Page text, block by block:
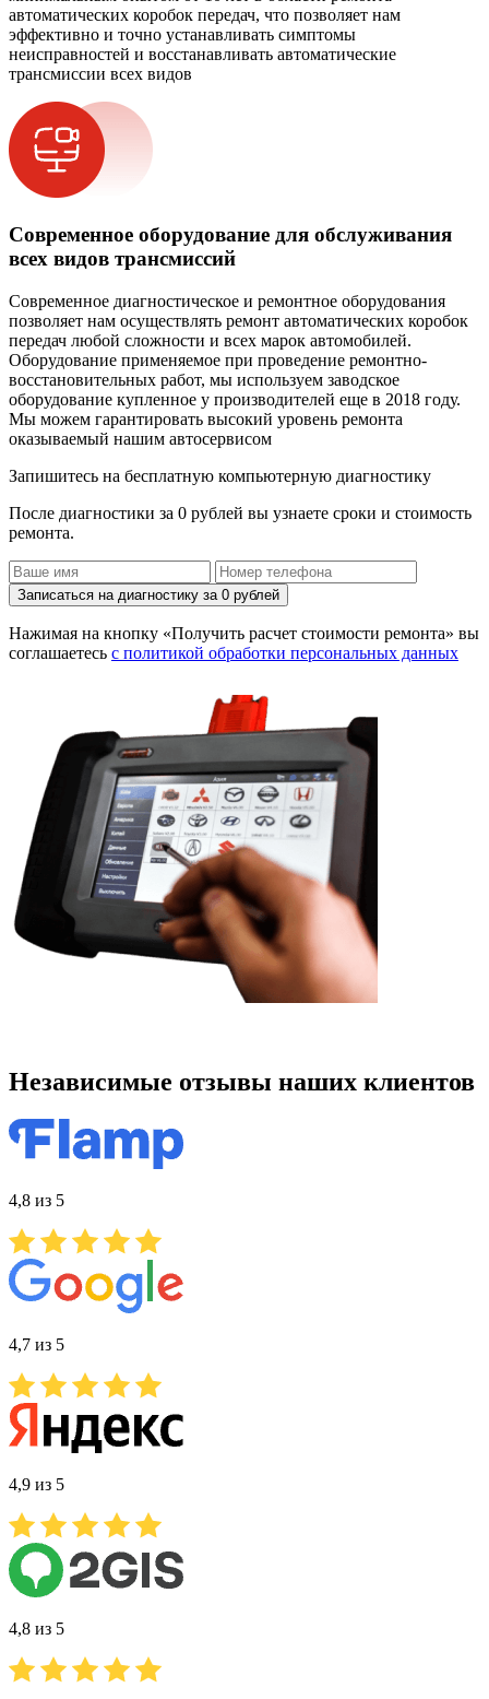
автоматических коробок передач, что позволяет нам
эффективно и точно устанавливать симптомы
неисправностей и восстанавливать автоматические
трансмиссии всех видов
Современное оборудование для обслуживания
всех видов трансмиссий
Современное диагностическое и ремонтное оборудования
позволяет нам осуществлять ремонт автоматических коробок
передач любой сложности и всех марок автомобилей.
Оборудование применяемое при проведение ремонтно-
восстановительных работ, мы используем заводское
оборудование купленное у производителей еще в 2018 году.
Мы можем гарантировать высокий уровень ремонта
оказываемый нашим автосервисом
Запишитесь на бесплатную компьютерную диагностику
После диагностики за 0 рублей вы узнаете сроки и стоимость
ремонта.
Записаться на диагностику за 0 рублей
Нажимая на кнопку «Получить расчет стоимости ремонта» вы
соглашаетесь с политикой обработки персональных данных
Независимые отзывы наших клиентов
4,8 из 5
4,7 из 5
4,9 из 5
4,8 из 5